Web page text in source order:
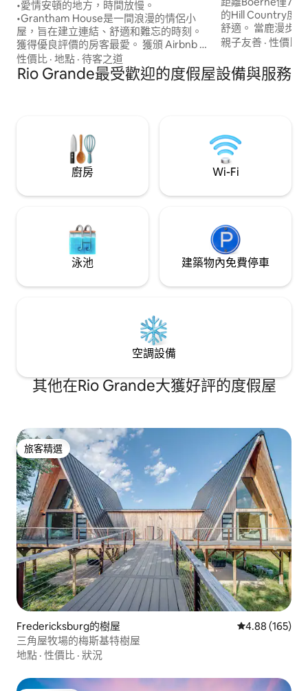
•愛情安頓的地方，時間放慢。
•Grantham House是一間浪漫的情侶小
屋，旨在建立連結、舒適和難忘的時刻。
獲得優良評價的房客最愛。 獲頒 Airbnb 前
1% 的房源。 • 這間私人度假屋坐落在德州
山區，景色優美，還有溫暖的熱水浴缸和
適合兩人入住的舒適空間。 •無論您是慶祝
性價比 · 地點 · 待客之道
的Hill Country度
舒適。 當鹿漫步
好的自由放牧雞探
高速WiFi和溫馨、
抵達的那一刻起就
親子友善 ·性價比
Rio Grande最受歡迎的度假屋設備與服務
廚房 Wi-Fi
泳池 建築物內免費停車
空調設備
其他在Rio Grande大獲好評的度假屋
旅客精選
旅客精選
Fredericksburg的樹屋 從 165 則評價
4.88 (165)
三角屋牧場的梅斯基特樹屋
地點 · 性價比 · 狀況